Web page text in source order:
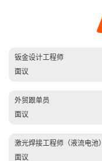
钣金设计工程师
面议
外贸跟单员
面议
激光焊接工程师（液流电池）
面议